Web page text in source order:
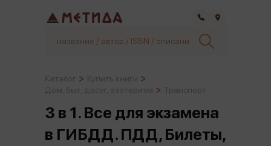
3 в 1. Все для экзамена
в ГИБДД. ПДД, Билеты,